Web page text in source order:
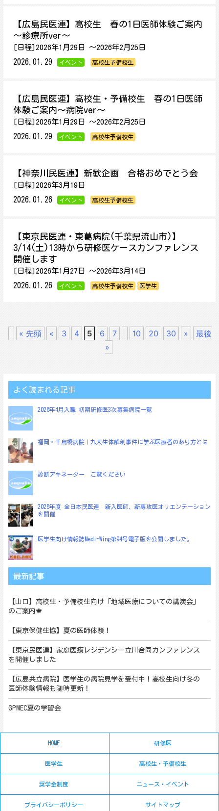
【広島民医連】高校生 春の1日医師体験ご案内
～診療所ver～
[日程]2026年1月29日 ～2026年2月25日
2026.01.29
イベント 高校生予備校生
【広島民医連】高校生・予備校生 春の1日医師
体験ご案内～病院ver～
[日程]2026年1月29日 ～2026年2月25日
2026.01.29
イベント 高校生予備校生
【神奈川民医連】新歓企画 合格おめでとう会
[日程]2026年3月19日
2026.01.26
イベント 高校生予備校生
【東京民医連・東葛病院(千葉県流山市)】
3/14(土)13時から研修医ケースカンファレンス
開催します
[日程]2026年1月27日 ～2026年3月14日
2026.01.26
イベント 高校生予備校生 医学生
« 先頭 « 3 4 5 6 7 10 20 30 »
最後
»
よく読まれる記事
2026年4月入職 初期研修医3次募集病院一覧
福岡・千鳥橋病院｜九大生体解剖事件に学ぶ医療者のあり方とは
診断アキネーター ご覧ください
2025年度 全日本民医連 新入医師、新専攻医オリエンテーション
を開催
医学生向け情報誌Medi-Wing第94号電子版を公開しました。
最新記事
【山口】高校生・予備校生向け「地域医療についての講演会」
のご案内🍁
【東京保健生協】夏の医師体験！
【東京民医連】家庭医療レジデンシー立川合同カンファレンス
を開催しました
【広島共立病院】医学生の病院見学を受付中！高校生向け冬の
医師体験情報も随時更新！
GPMEC夏の学習会
HOME 研修医
医学生 高校生・予備校生
奨学金制度 ニュース・イベント
プライバシーポリシー サイトマップ